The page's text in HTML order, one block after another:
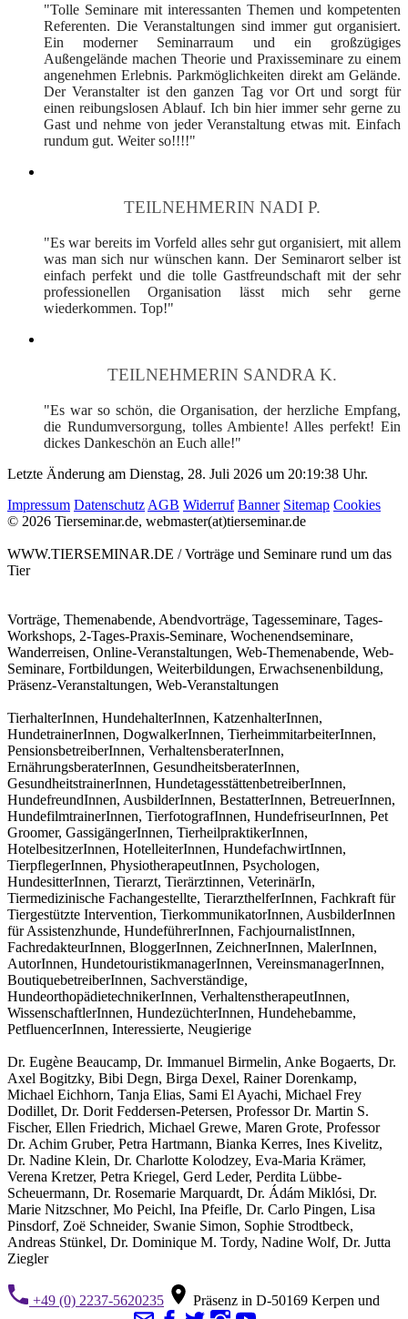
"Tolle Seminare mit interessanten Themen und kompetenten
Referenten. Die Veranstaltungen sind immer gut organisiert.
Ein moderner Seminarraum und ein großzügiges
Außengelände machen Theorie und Praxisseminare zu einem
angenehmen Erlebnis. Parkmöglichkeiten direkt am Gelände.
Der Veranstalter ist den ganzen Tag vor Ort und sorgt für
einen reibungslosen Ablauf. Ich bin hier immer sehr gerne zu
Gast und nehme von jeder Veranstaltung etwas mit. Einfach
rundum gut. Weiter so!!!!"
TEILNEHMERIN NADI P.
"Es war bereits im Vorfeld alles sehr gut organisiert, mit allem
was man sich nur wünschen kann. Der Seminarort selber ist
einfach perfekt und die tolle Gastfreundschaft mit der sehr
professionellen Organisation lässt mich sehr gerne
wiederkommen. Top!"
TEILNEHMERIN SANDRA K.
"Es war so schön, die Organisation, der herzliche Empfang,
die Rundumversorgung, tolles Ambiente! Alles perfekt! Ein
dickes Dankeschön an Euch alle!"
Letzte Änderung am Dienstag, 28. Juli 2026 um 20:19:38 Uhr.
Impressum DatenschutzAGB Widerruf Banner Sitemap Cookies
© 2026 Tierseminar.de, webmaster(at)tierseminar.de
WWW.TIERSEMINAR.DE / Vorträge und Seminare rund um das
Tier
Vorträge, Themenabende, Abendvorträge, Tagesseminare, Tages-
Workshops, 2-Tages-Praxis-Seminare, Wochenendseminare,
Wanderreisen, Online-Veranstaltungen, Web-Themenabende, Web-
Seminare, Fortbildungen, Weiterbildungen, Erwachsenenbildung,
Präsenz-Veranstaltungen, Web-Veranstaltungen
TierhalterInnen, HundehalterInnen, KatzenhalterInnen,
HundetrainerInnen, DogwalkerInnen, TierheimmitarbeiterInnen,
PensionsbetreiberInnen, VerhaltensberaterInnen,
ErnährungsberaterInnen, GesundheitsberaterInnen,
GesundheitstrainerInnen, HundetagesstättenbetreiberInnen,
HundefreundInnen, AusbilderInnen, BestatterInnen, BetreuerInnen,
HundefilmtrainerInnen, TierfotografInnen, HundefriseurInnen, Pet
Groomer, GassigängerInnen, TierheilpraktikerInnen,
HotelbesitzerInnen, HotelleiterInnen, HundefachwirtInnen,
TierpflegerInnen, PhysiotherapeutInnen, Psychologen,
HundesitterInnen, Tierarzt, Tierärztinnen, VeterinärIn,
Tiermedizinische Fachangestellte, TierarzthelferInnen, Fachkraft für
Tiergestützte Intervention, TierkommunikatorInnen, AusbilderInnen
für Assistenzhunde, HundeführerInnen, FachjournalistInnen,
FachredakteurInnen, BloggerInnen, ZeichnerInnen, MalerInnen,
AutorInnen, HundetouristikmanagerInnen, VereinsmanagerInnen,
BoutiquebetreiberInnen, Sachverständige,
HundeorthopädietechnikerInnen, VerhaltenstherapeutInnen,
WissenschaftlerInnen, HundezüchterInnen, Hundehebamme,
PetfluencerInnen, Interessierte, Neugierige
Dr. Eugène Beaucamp, Dr. Immanuel Birmelin, Anke Bogaerts, Dr.
Axel Bogitzky, Bibi Degn, Birga Dexel, Rainer Dorenkamp,
Michael Eichhorn, Tanja Elias, Sami El Ayachi, Michael Frey
Dodillet, Dr. Dorit Feddersen-Petersen, Professor Dr. Martin S.
Fischer, Ellen Friedrich, Michael Grewe, Maren Grote, Professor
Dr. Achim Gruber, Petra Hartmann, Bianka Kerres, Ines Kivelitz,
Dr. Nadine Klein, Dr. Charlotte Kolodzey, Eva-Maria Krämer,
Verena Kretzer, Petra Kriegel, Gerd Leder, Perdita Lübbe-
Scheuermann, Dr. Rosemarie Marquardt, Dr. Ádám Miklósi, Dr.
Marie Nitzschner, Mo Peichl, Ina Pfeifle, Dr. Carlo Pingen, Lisa
Pinsdorf, Zoë Schneider, Swanie Simon, Sophie Strodtbeck,
Andreas Stünkel, Dr. Dominique M. Tordy, Nadine Wolf, Dr. Jutta
Ziegler
+49 (0) 2237-5620235
Präsenz in D-50169 Kerpen und